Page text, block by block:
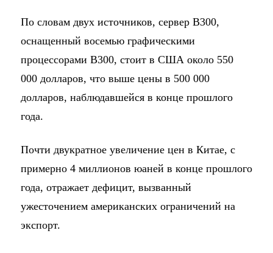
По словам двух источников, сервер B300,
оснащенный восемью графическими
процессорами B300, стоит в США около 550
000 долларов, что выше цены в 500 000
долларов, наблюдавшейся в конце прошлого
года.
Почти двукратное увеличение цен в Китае, с
примерно 4 миллионов юаней в конце прошлого
года, отражает дефицит, вызванный
ужесточением американских ограничений на
экспорт.